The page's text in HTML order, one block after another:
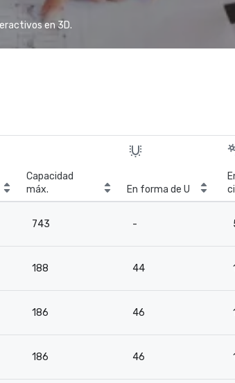
en 3D.
Capacidad
máx.
En forma de U
743 -
188 44
186 46
186 46